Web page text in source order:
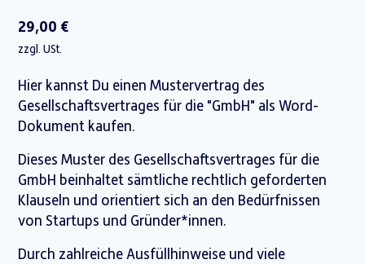
29,00 €
zzgl. USt.
Hier kannst Du einen Mustervertrag des
Gesellschaftsvertrages für die "GmbH" als Word-
Dokument kaufen.
Dieses Muster des Gesellschaftsvertrages für die
GmbH beinhaltet sämtliche rechtlich geforderten
Klauseln und orientiert sich an den Bedürfnissen
von Startups und Gründer*innen.
Durch zahlreiche Ausfüllhinweise und viele